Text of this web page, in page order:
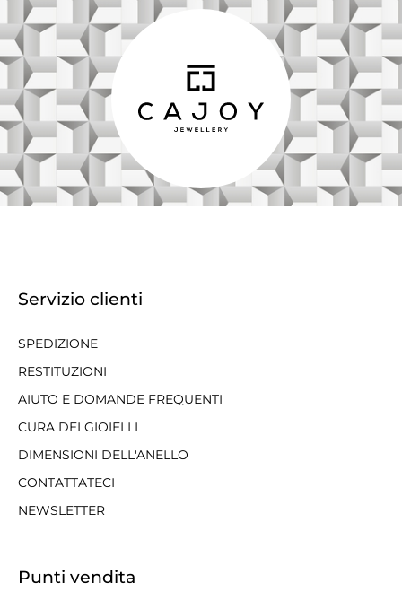
Servizio clienti
SPEDIZIONE
RESTITUZIONI
AIUTO E DOMANDE FREQUENTI
CURA DEI GIOIELLI
DIMENSIONI DELL'ANELLO
CONTATTATECI
NEWSLETTER
Punti vendita